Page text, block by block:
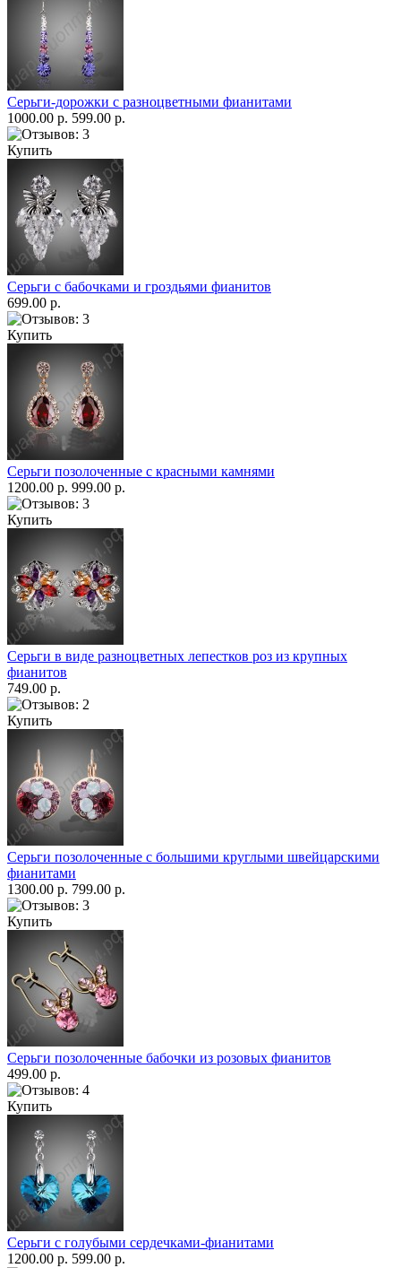
Серьги-дорожки с разноцветными фианитами
1000.00 р. 599.00 р.
Купить
Серьги с бабочками и гроздьями фианитов
699.00 р.
Купить
Серьги позолоченные с красными камнями
1200.00 р. 999.00 р.
Купить
Серьги в виде разноцветных лепестков роз из крупных
фианитов
749.00 р.
Купить
Серьги позолоченные с большими круглыми швейцарскими
фианитами
1300.00 р. 799.00 р.
Купить
Серьги позолоченные бабочки из розовых фианитов
499.00 р.
Купить
Серьги с голубыми сердечками-фианитами
1200.00 р. 599.00 р.